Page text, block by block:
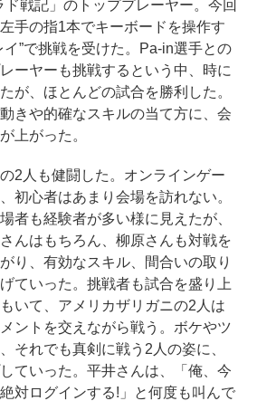
戦記」のトッププレーヤー。今回
手の指1本でキーボードを操作す
イ”で挑戦を受けた。Pa-in選手との
ーヤーも挑戦するという中、時に
が、ほとんどの試合を勝利した。
きや的確なスキルの当て方に、会
上がった。
2人も健闘した。オンラインゲー
初心者はあまり会場を訪れない。
者も経験者が多い様に見えたが、
んはもちろん、柳原さんも対戦を
り、有効なスキル、間合いの取り
ていった。挑戦者も試合を盛り上
いて、アメリカザリガニの2人は
ントを交えながら戦う。ボケやツ
それでも真剣に戦う2人の姿に、
ていった。平井さんは、「俺、今
対ログインする!」と何度も叫んで